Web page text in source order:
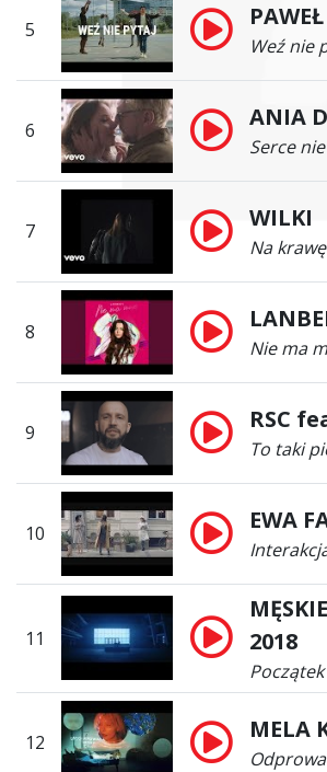
5
Weź nie
6 ANIA
Serce nie
7 WILKI
Na
8
Nie ma
9 RSC
To taki
10 EWA
11
2018
Początek
12 MELA